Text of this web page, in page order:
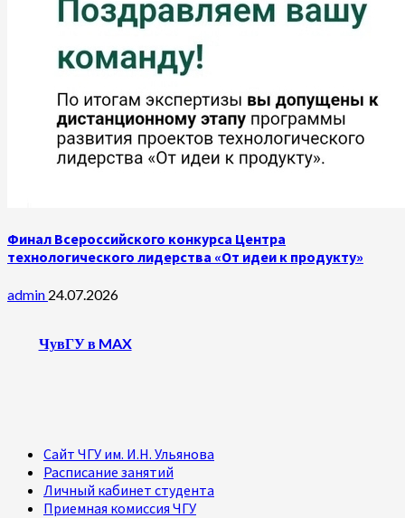
Финал Всероссийского конкурса Центра
технологического лидерства «От идеи к продукту»
admin 24.07.2026
ЧувГУ в MAX
Сайт ЧГУ им. И.Н. Ульянова
Расписание занятий
Личный кабинет студента
Приемная комиссия ЧГУ